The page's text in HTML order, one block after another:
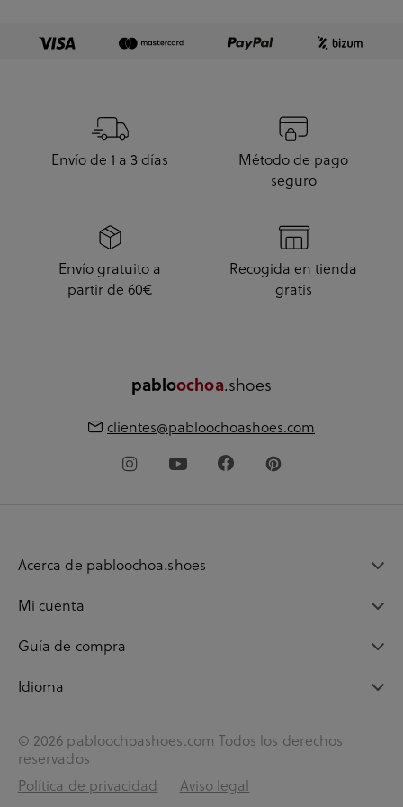
Envío de 1 a 3 días
Método de pago
seguro
Envío gratuito a
partir de 60€
Recogida en tienda
gratis
pabloochoa.shoes
clientes@pabloochoashoes.com
Acerca de pabloochoa.shoes
Mi cuenta
Guía de compra
Idioma
© 2026 pabloochoashoes.com Todos los derechos
reservados
Política de privacidad
Aviso legal